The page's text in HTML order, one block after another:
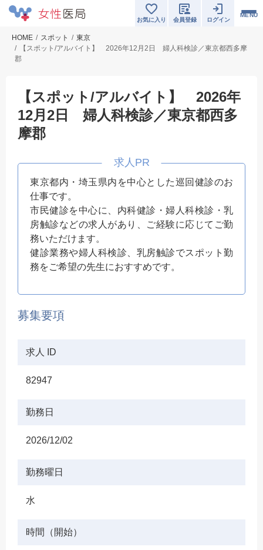
MENU
お気に入り 会員登録 ログイン
HOME スポット
東京
【スポット/アルバイト】 2026年12月2日 婦人科検診／東京都西多摩
郡
【スポット/アルバイト】 2026年
12月2日 婦人科検診／東京都西多
摩郡
東京都内・埼玉県内を中心とした巡回健診のお
仕事です。
市民健診を中心に、内科健診・婦人科検診・乳
房触診などの求人があり、ご経験に応じてご勤
務いただけます。
健診業務や婦人科検診、乳房触診でスポット勤
務をご希望の先生におすすめです。
募集要項
求人 ID
82947
勤務日
2026/12/02
勤務曜日
水
時間（開始）